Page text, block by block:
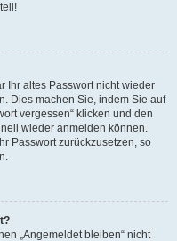
Ihr altes Passwort nicht wieder
Dies machen Sie, indem Sie auf
vergessen“ klicken und den
wieder anmelden können.
Passwort zurückzusetzen, so
„Angemeldet bleiben“ nicht